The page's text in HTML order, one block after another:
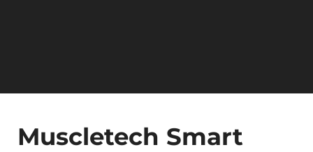
Muscletech Smart